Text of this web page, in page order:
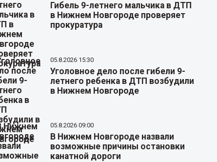
Гибель 9-летнего мальчика в ДТП
в Нижнем Новгороде проверяет
прокуратура
05.8.2026 15:30
Уголовное дело после гибели 9-
летнего ребенка в ДТП возбудили
в Нижнем Новгороде
05.8.2026 09:00
В Нижнем Новгороде назвали
возможные причины остановки
канатной дороги